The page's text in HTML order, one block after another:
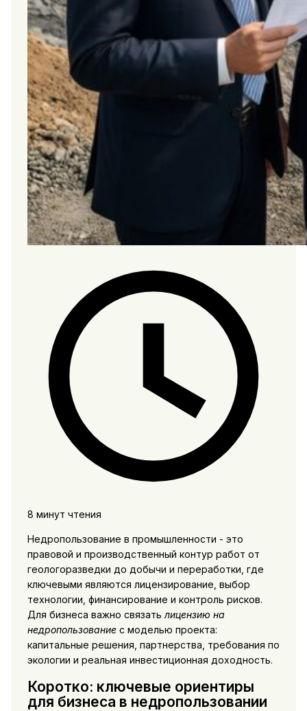
8 минут чтения
Недропользование в промышленности - это
правовой и производственный контур работ от
геологоразведки до добычи и переработки, где
ключевыми являются лицензирование, выбор
технологии, финансирование и контроль рисков.
Для бизнеса важно связать лицензию на
недропользованиес моделью проекта:
капитальные решения, партнерства, требования по
экологии и реальная инвестиционная доходность.
Коротко: ключевые ориентиры
для бизнеса в недропользовании